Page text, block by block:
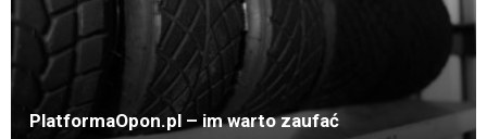
PlatformaOpon.pl – im warto zaufać